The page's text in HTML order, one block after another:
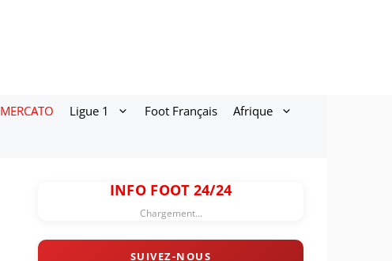
MERCATO Ligue 1 Foot Français Afrique
INFO FOOT 24/24
Chargement...